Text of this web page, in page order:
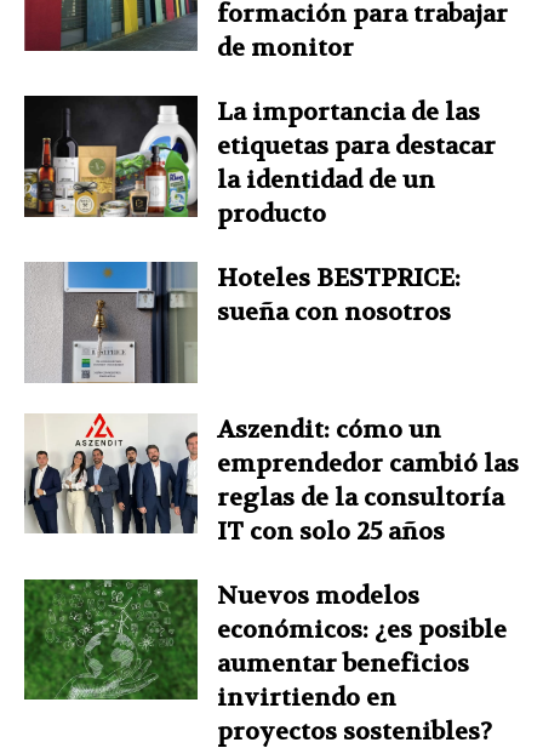
formación para trabajar
de monitor
La importancia de las
etiquetas para destacar
la identidad de un
producto
Hoteles BESTPRICE:
sueña con nosotros
Aszendit: cómo un
emprendedor cambió las
reglas de la consultoría
IT con solo 25 años
Nuevos modelos
económicos: ¿es posible
aumentar beneficios
invirtiendo en
proyectos sostenibles?